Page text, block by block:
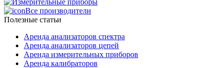
Все производители
Полезные статьи
Аренда анализаторов спектра
Аренда анализаторов цепей
Аренда измерительных приборов
Аренда калибраторов